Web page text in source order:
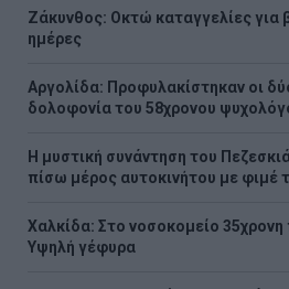
Ζάκυνθος: Οκτώ καταγγελίες για
ημέρες
Αργολίδα: Προφυλακίστηκαν οι
δολοφονία του 58χρονου
Η μυστική συνάντηση του
πίσω μέρος αυτοκινήτου με φιμέ
Χαλκίδα: Στο νοσοκομείο
Υψηλή γέφυρα